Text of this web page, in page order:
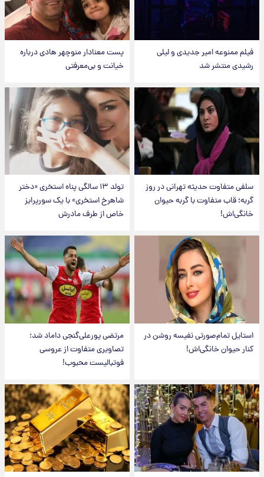
فیلم ممنوعه امیر جدیدی و لیلی
رشیدی منتشر شد
پست معنادار منوچهر هادی درباره
خیانت و بی‌معرفتی
سلفی متفاوت حدیثه تهرانی در روز
گربه؛ قاب متفاوت با گربه حیوان
خانگی‌اش!
تولد ۱۳ سالگی پناه استخری «دختر
شاهرخ استخری» با یک سورپرایز
خاص از طرف مادرش
استایل تمام‌صورتی نفیسه روشن در
کنار حیوان خانگی‌اش!
مرتضی پورعلی‌گنجی داماد شد؛
تصاویری متفاوت از عروسی
فوتبالیست محبوب!